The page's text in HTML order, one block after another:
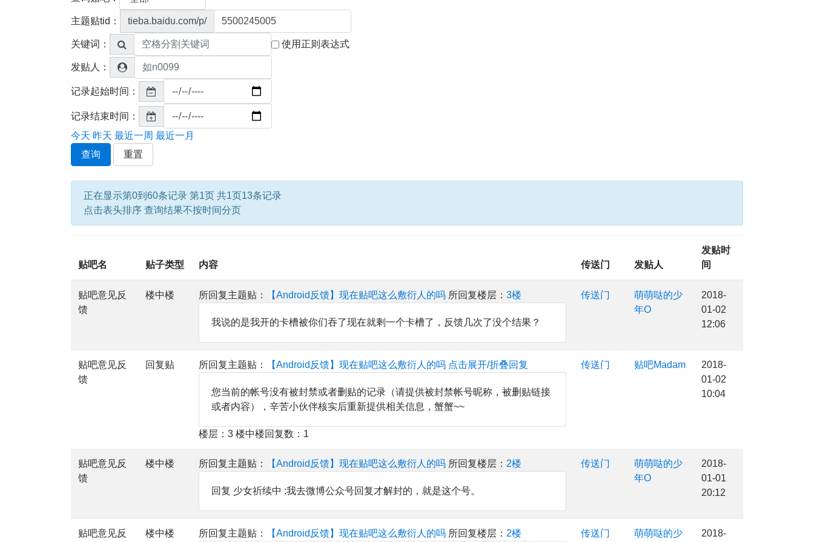
主题贴tid： tieba.baidu.com/p/
关键词： 使用正则表达式
发贴人：
记录起始时间：
记录结束时间：
今天 昨天 最近一周 最近一月
查询
重置
正在显示第0到60条记录 第1页 共1页13条记录
点击表头排序 查询结果不按时间分页
贴吧名 贴子类型 内容 传送门 发贴人
发贴时
间
贴吧意见反
馈
楼中楼 所回复主题贴： 【Android反馈】现在贴吧这么敷衍人的吗 所回复楼层： 3楼
我说的是我开的卡槽被你们吞了现在就剩一个卡槽了，反馈几次了没个结果？
传送门
萌萌哒的少
年O
2018-
01-02
12:06
贴吧意见反
馈
回复贴 所回复主题贴： 【Android反馈】现在贴吧这么敷衍人的吗 点击展开/折叠回复
您当前的帐号没有被封禁或者删贴的记录（请提供被封禁帐号昵称，被删贴链接
或者内容），辛苦小伙伴核实后重新提供相关信息，蟹蟹~~
楼层：3 楼中楼回复数：1
传送门 贴吧Madam
2018-
01-02
10:04
贴吧意见反
馈
楼中楼 所回复主题贴： 【Android反馈】现在贴吧这么敷衍人的吗 所回复楼层： 2楼
回复 少女祈续中 :我去微博公众号回复才解封的，就是这个号。
传送门
萌萌哒的少
年O
2018-
01-01
20:12
贴吧意见反
楼中楼 所回复主题贴： 【Android反馈】现在贴吧这么敷衍人的吗 所回复楼层： 2楼 传送门
萌萌哒的少
2018-